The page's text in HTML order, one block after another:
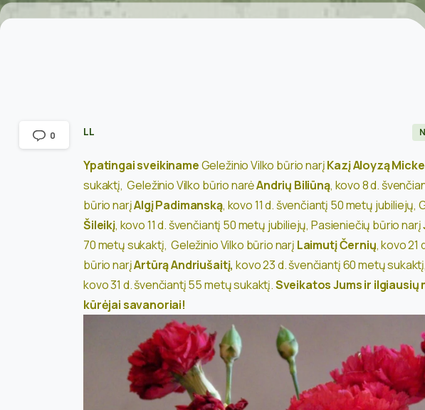
LL
Ypatingai sveikinameGeležinio Vilko būrio narįKazį Aloyzą
sukaktį, Geležinio Vilko būrio narėAndrių Biliūną, kovo 8 d.
būrio narįAlgį Padimanską, kovo 11 d. švenčiantį 50 metų jubiliejų,
Šileikį, kovo 11 d. švenčiantį 50 metų jubiliejų, Pasieniečių būrio narį
70 metų sukaktį, Geležinio Vilko būrio narį Laimutį Černių, kovo 21
būrio narįArtūrą Andriušaitį, kovo 23 d. švenčiantį 60 metų sukaktį,
kovo 31 d. švenčiantį 55 metų sukaktį.Sveikatos Jums ir
kūrėjai savanoriai!
0